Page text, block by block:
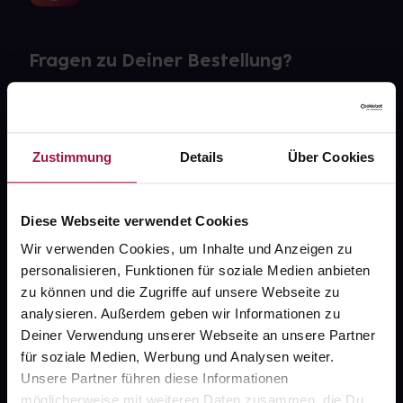
Zustimmung Details Über Cookies
Diese Webseite verwendet Cookies
Wir verwenden Cookies, um Inhalte und Anzeigen zu
personalisieren, Funktionen für soziale Medien anbieten
zu können und die Zugriffe auf unsere Webseite zu
analysieren. Außerdem geben wir Informationen zu
Deiner Verwendung unserer Webseite an unsere Partner
für soziale Medien, Werbung und Analysen weiter.
Unsere Partner führen diese Informationen
Fragen zu Deiner Bestellung?
Über uns
Karriere